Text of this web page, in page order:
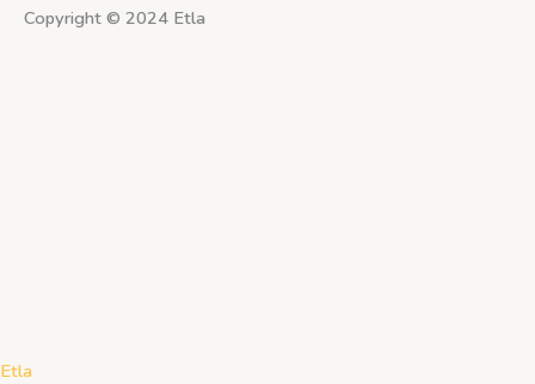
Copyright © 2024 Etla
Etla